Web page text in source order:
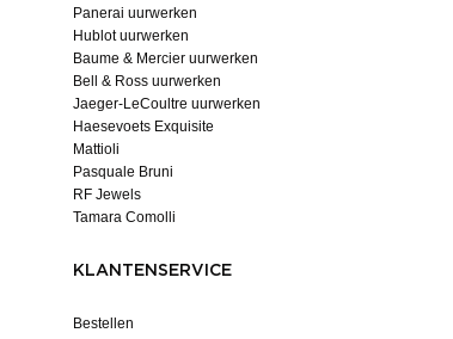
Panerai uurwerken
Hublot uurwerken
Baume & Mercier uurwerken
Bell & Ross uurwerken
Jaeger-LeCoultre uurwerken
Haesevoets Exquisite
Mattioli
Pasquale Bruni
RF Jewels
Tamara Comolli
KLANTENSERVICE
Bestellen